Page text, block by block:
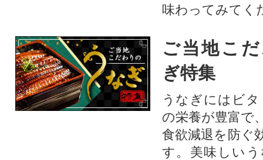
味わってみてく
ご当地こ
ぎ特集
うなぎにはビ
の栄養が豊富で
食欲減退を防ぐ
す。美味しい